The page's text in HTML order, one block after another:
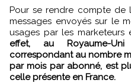
Pour se rendre compte de
messages envoyés sur le
usages par les marketeurs
effet, au Royaume-
correspondant au nombre
par mois par abonné, est
celle présente en France.